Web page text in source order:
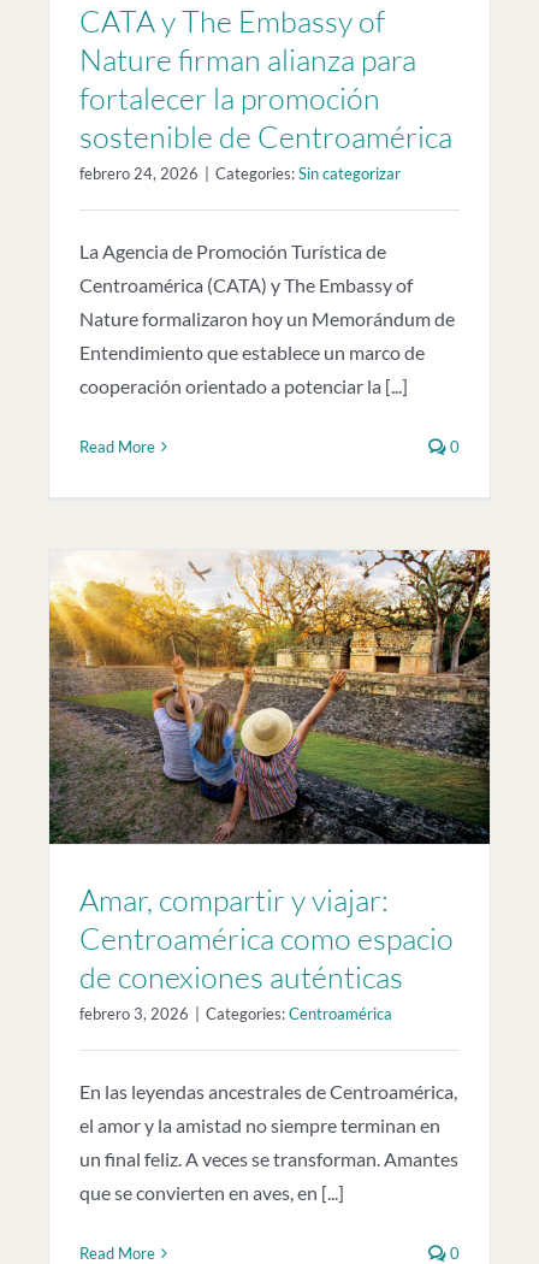
CATA y The Embassy of
Nature firman alianza para
fortalecer la promoción
sostenible de Centroamérica
febrero 24, 2026 Categories:Sin categorizar
La Agencia de Promoción Turística de
Centroamérica (CATA) y The Embassy of
Nature formalizaron hoy un Memorándum de
Entendimiento que establece un marco de
cooperación orientado a potenciar la [...]
Read More 0
Amar, compartir y viajar:
Centroamérica como espacio
de conexiones auténticas
febrero 3, 2026 Categories:Centroamérica
En las leyendas ancestrales de Centroamérica,
el amor y la amistad no siempre terminan en
un final feliz. A veces se transforman. Amantes
que se convierten en aves, en [...]
Read More 0